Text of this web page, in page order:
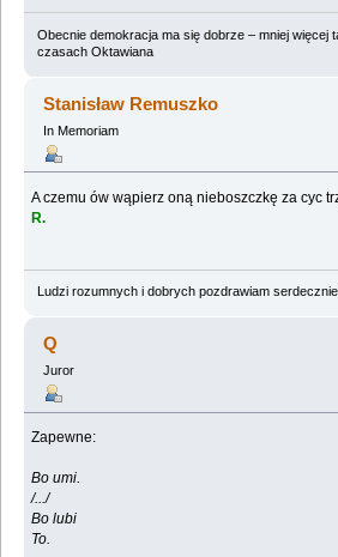
Obecnie demokracja ma się dobrze – mniej więcej
czasach Oktawiana
Stanisław Remuszko
In Memoriam
A czemu ów wąpierz oną nieboszczkę za cyc
R.
Ludzi rozumnych i dobrych pozdrawiam
Q
Juror
Zapewne:
Bo umi.
/.../
Bo lubi
To.